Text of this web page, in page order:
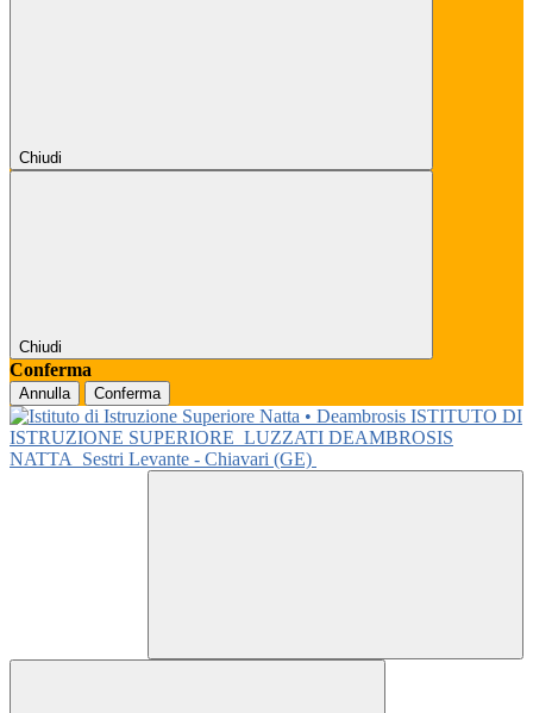
Chiudi
Chiudi
Conferma
Annulla Conferma
ISTITUTO DI
ISTRUZIONE SUPERIORE LUZZATI DEAMBROSIS
NATTA
Sestri Levante - Chiavari (GE)